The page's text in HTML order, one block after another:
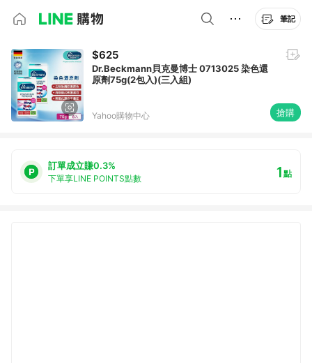
筆記
$625
Dr.Beckmann貝克曼博士 0713025 染色還
原劑75g(2包入)(三入組)
Yahoo購物中心 搶購
訂單成立賺0.3%
下單享LINE POINTS點數 1點